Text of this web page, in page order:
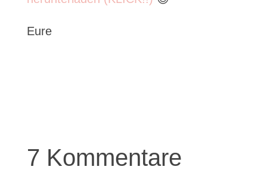
Eure
7 Kommentare